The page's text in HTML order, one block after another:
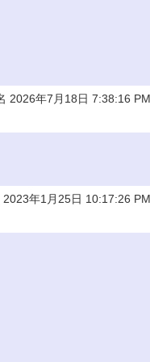
2026年7月18日 7:38:16 PM
年1月25日 10:17:26 PM